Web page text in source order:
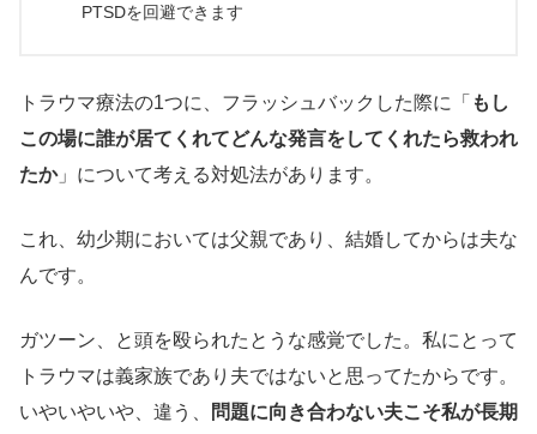
PTSDを回避できます
トラウマ療法の1つに、フラッシュバックした際に「 もし
この場に誰が居てくれてどんな発言をしてくれたら救われ
たか」について考える対処法があります。
これ、幼少期においては父親であり、結婚してからは夫な
んです。
ガツーン、と頭を殴られたとうな感覚でした。私にとって
トラウマは義家族であり夫ではないと思ってたからです。
いやいやいや、違う、
問題に向き合わない夫こそ私が長期